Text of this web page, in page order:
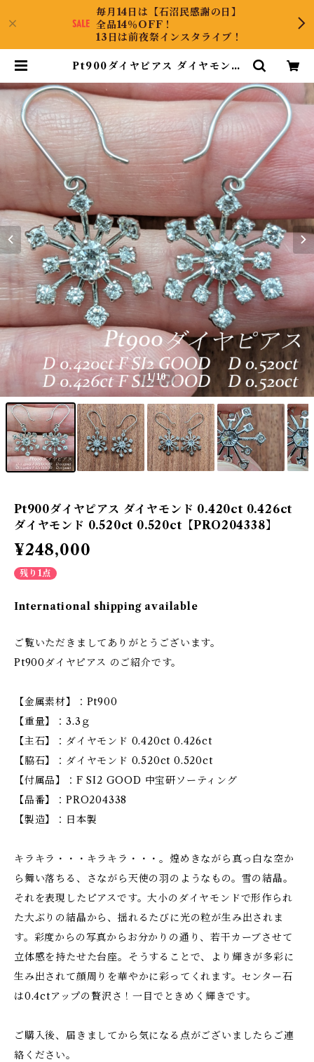
毎月14日は【石沼民感謝の日】
全品14％OFF！
13日は前夜祭インスタライブ！
Pt900ダイヤピアス ダイヤモンド
520ct 0.520ct【PRO204338】
| KyaraPLUS Co.,Ltd.
1/10
Pt900ダイヤピアス ダイヤモンド 0.420ct 0.426ct
ダイヤモンド 0.520ct 0.520ct【PRO204338】
¥248,000
残り1点
International shipping available
ご覧いただきましてありがとうございます。
Pt900ダイヤピアス のご紹介です。
【金属素材】：Pt900
【重量】：3.3ｇ
【主石】：ダイヤモンド 0.420ct 0.426ct
【脇石】：ダイヤモンド 0.520ct 0.520ct
【付属品】：F SI2 GOOD 中宝研ソーティング
【品番】：PRO204338
【製造】：日本製
キラキラ・・・キラキラ・・・。煌めきながら真っ白な空か
ら舞い落ちる、さながら天使の羽のようなもの。雪の結晶。
それを表現したピアスです。大小のダイヤモンドで形作られ
た大ぶりの結晶から、揺れるたびに光の粒が生み出されま
す。彩度からの写真からお分かりの通り、若干カーブさせて
立体感を持たせた台座。そうすることで、より輝きが多彩に
生み出されて顔周りを華やかに彩ってくれます。センター石
は0.4ctアップの贅沢さ！一目でときめく輝きです。
ご購入後、届きましてから気になる点がございましたらご連
絡ください。